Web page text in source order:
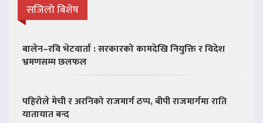
सजिलो बिशेष
बालेन–रवि भेटवार्ता : सरकारको कामदेखि नियुक्ति र विदेश
भ्रमणसम्म छलफल
पहिरोले मेची र अरनिको राजमार्ग ठप्प, बीपी राजमार्गमा राति
यातायात बन्द